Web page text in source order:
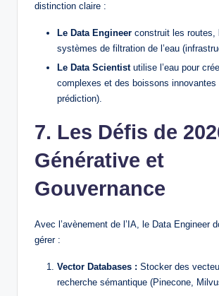
distinction claire :
Le Data Engineer construit les routes,
systèmes de filtration de l’eau
Le Data Scientistutilise l’eau pour
complexes et des boissons innovantes
prédiction).
7. Les Défis de
Générative et
Gouvernance
Avec l’avènement de l’IA, le Data Engineer
gérer :
Vector Databases : Stocker des
recherche sémantique (Pinecone,